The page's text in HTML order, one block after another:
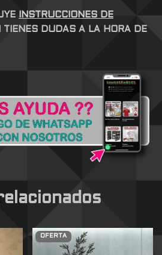
INSTRUCCIONES DE
TIENES DUDAS A LA HORA DE
OFERTA